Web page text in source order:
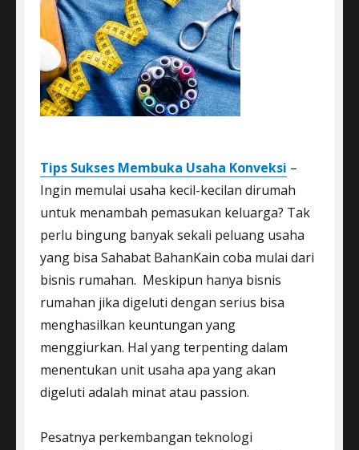
Tips Sukses Membuka Usaha Konveksi –
Ingin memulai usaha kecil-kecilan dirumah
untuk menambah pemasukan keluarga? Tak
perlu bingung banyak sekali peluang usaha
yang bisa Sahabat BahanKain coba mulai dari
bisnis rumahan. Meskipun hanya bisnis
rumahan jika digeluti dengan serius bisa
menghasilkan keuntungan yang
menggiurkan. Hal yang terpenting dalam
menentukan unit usaha apa yang akan
digeluti adalah minat atau passion.
Pesatnya perkembangan teknologi